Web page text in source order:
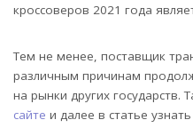
кроссоверов 2021 года
Тем не менее, поставщик
различным причинам
на рынки других государств.
сайте и далее в статье